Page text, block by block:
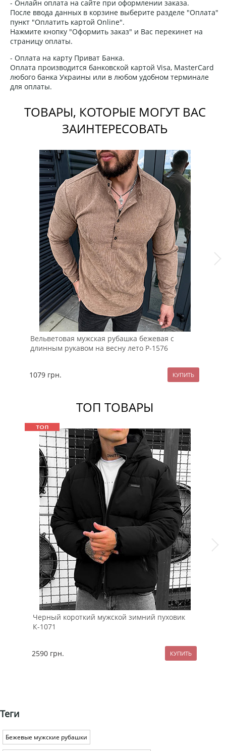
- Онлайн оплата на сайте при оформлении заказа.
После ввода данных в корзине выберите разделе "Оплата"
пункт "Оплатить картой Online".
Нажмите кнопку "Оформить заказ" и Вас перекинет на
страницу оплаты.
- Оплата на карту Приват Банка.
Оплата производится банковской картой Visa, MasterCard
любого банка Украины или в любом удобном терминале
для оплаты.
ТОВАРЫ, КОТОРЫЕ МОГУТ ВАС
ЗАИНТЕРЕСОВАТЬ
Вельветовая мужская рубашка бежевая с
длинным рукавом на весну лето Р-1576
1079 грн.
ТОП ТОВАРЫ
Черный короткий мужской зимний пуховик
К-1071
2590 грн.
Теги
Бежевые мужские рубашки